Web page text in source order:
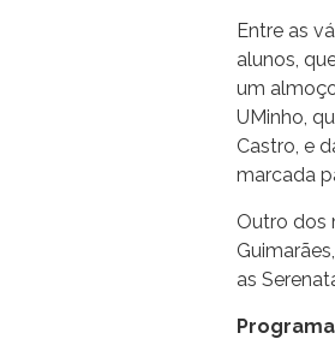
Entre as
alunos,
um
UMinho,
Castro, e
marcada
Outro dos
as